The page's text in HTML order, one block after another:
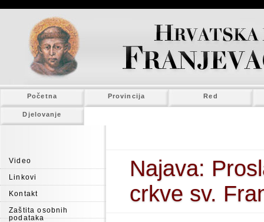
Početna Provincija Red
Djelovanje
Video
Linkovi
Kontakt
Zaštita osobnih
podataka
Najava:
crkve sv.